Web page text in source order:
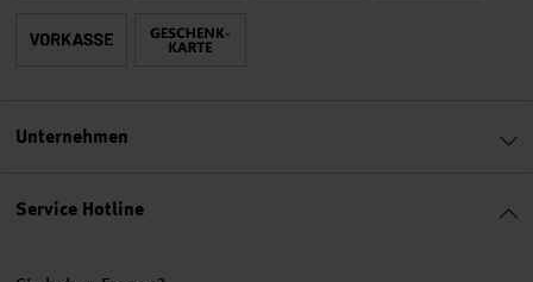
Service Hotline
Unternehmen